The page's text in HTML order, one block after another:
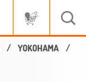
YOKOHAMA